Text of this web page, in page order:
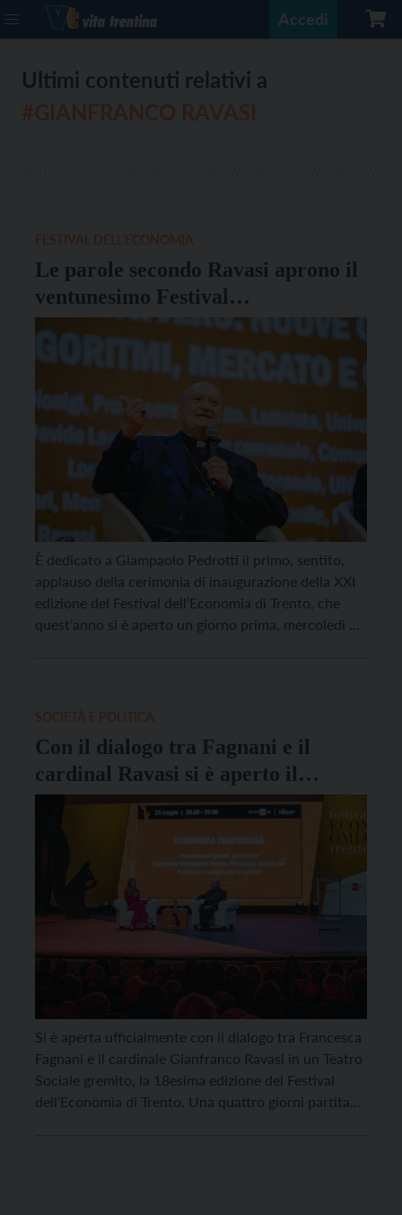
Accedi
Ultimi contenuti relativi a
Le parole secondo Ravasi aprono il
ventunesimo Festival
dell’Economia
È dedicato a Giampaolo Pedrotti il primo, sentito,
applauso della cerimonia di inaugurazione della XXI
edizione del Festival dell’Economia di Trento, che
quest’anno si è aperto un giorno prima, mercoledì 20
Con il dialogo tra Fagnani e il
cardinal Ravasi si è aperto il
Festival dell’Economia
Si è aperta ufficialmente con il dialogo tra Francesca
Fagnani e il cardinale Gianfranco Ravasi in un Teatro
Sociale gremito, la 18esima edizione del Festival
dell’Economia di Trento. Una quattro giorni partita